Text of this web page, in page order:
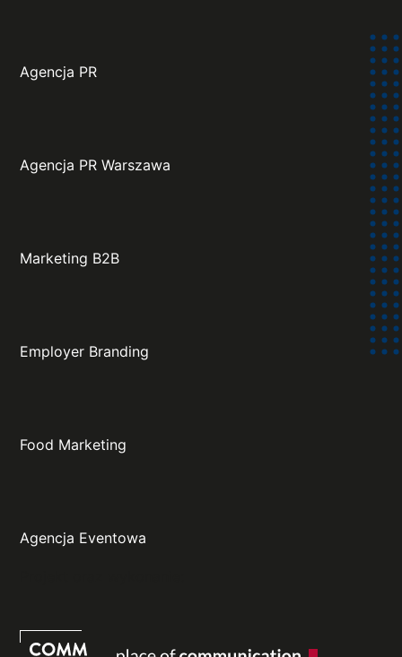
Agencja PR
Agencja PR Warszawa
Marketing B2B
Employer Branding
Food Marketing
Agencja Eventowa